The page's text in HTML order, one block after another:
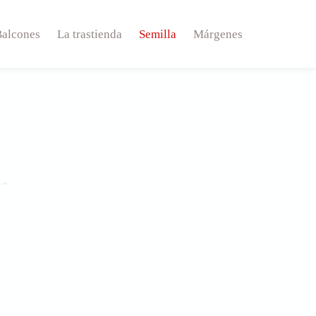
La trastienda Semilla Márgenes